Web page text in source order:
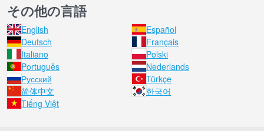
その他の言語
English
Español
Deutsch
Français
Italiano
Polski
Português
Nederlands
Русский
Türkçe
简体中文
한국어
Tiếng Việt